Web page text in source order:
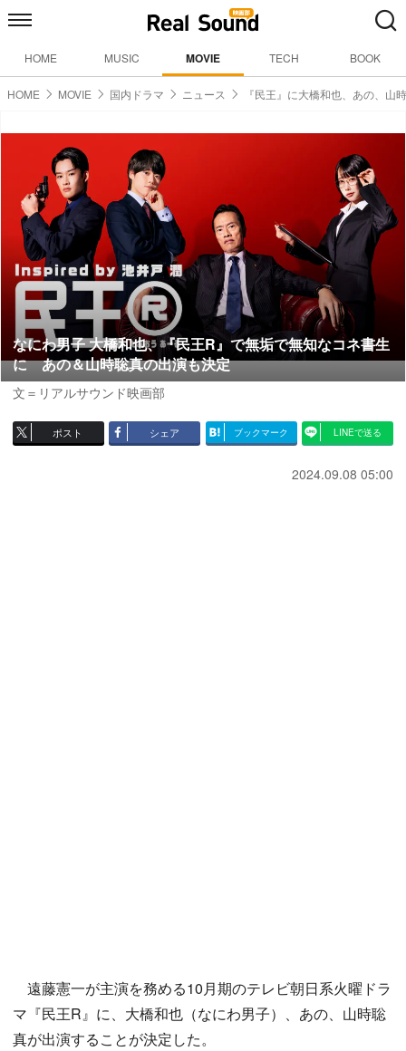
HOME MUSIC MOVIE TECH BOOK
HOME MOVIE 国内ドラマ ニュース 『民王』に大橋和也、あの、山
なにわ男子 大橋和也、『民王R』で無垢で無知なコネ書生
に あの＆山時聡真の出演も決定
文＝リアルサウンド映画部
ポスト シェア ブックマーク LINEで送る
2024.09.08 05:00
遠藤憲一が主演を務める10月期のテレビ朝日系火曜ドラ
マ『民王R』に、大橋和也（なにわ男子）、あの、山時聡
真が出演することが決定した。